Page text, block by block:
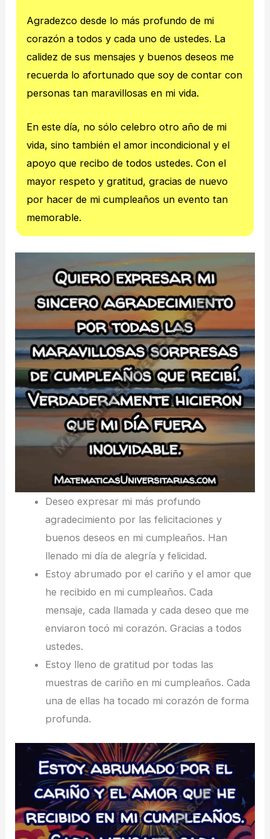
Agradezco desde lo más profundo de mi
corazón a todos y cada uno de ustedes. La
calidez de sus mensajes y buenos deseos me
recuerda lo afortunado que soy de contar con
personas tan maravillosas en mi vida.
En este día, no sólo celebro otro año de mi
vida, sino también el amor incondicional y el
apoyo que recibo de todos ustedes. Con el
mayor respeto y gratitud, gracias de nuevo
por hacer de mi cumpleaños un evento tan
memorable.
Deseo expresar mi más profundo
agradecimiento por las felicitaciones y
buenos deseos en mi cumpleaños. Han
llenado mi día de alegría y felicidad.
Estoy abrumado por el cariño y el amor que
he recibido en mi cumpleaños. Cada
mensaje, cada llamada y cada deseo que me
enviaron tocó mi corazón. Gracias a todos
ustedes.
Estoy lleno de gratitud por todas las
muestras de cariño en mi cumpleaños. Cada
una de ellas ha tocado mi corazón de forma
profunda.